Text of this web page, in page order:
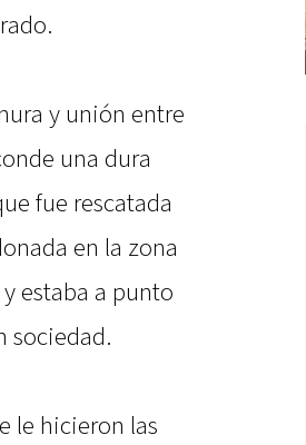
y unión entre
una dura
fue rescatada
en la zona
estaba a punto
sociedad.
le hicieron las